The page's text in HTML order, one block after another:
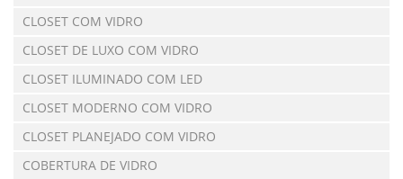
CLOSET COM VIDRO
CLOSET DE LUXO COM VIDRO
CLOSET ILUMINADO COM LED
CLOSET MODERNO COM VIDRO
CLOSET PLANEJADO COM VIDRO
COBERTURA DE VIDRO